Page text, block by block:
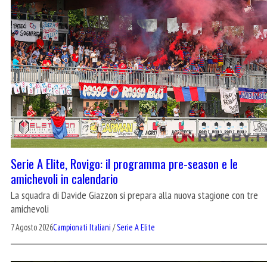
Serie A Elite, Rovigo: il programma pre-season e le
amichevoli in calendario
La squadra di Davide Giazzon si prepara alla nuova stagione con tre
amichevoli
7 Agosto 2026Campionati Italiani /Serie A Elite